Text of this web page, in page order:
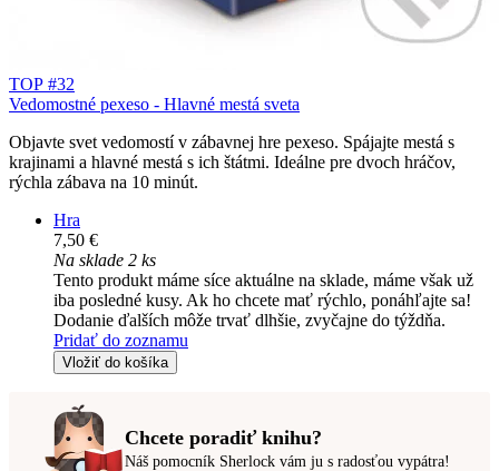
TOP #32
Vedomostné pexeso - Hlavné mestá sveta
Objavte svet vedomostí v zábavnej hre pexeso. Spájajte mestá s
krajinami a hlavné mestá s ich štátmi. Ideálne pre dvoch hráčov,
rýchla zábava na 10 minút.
Hra
7,50 €
Na sklade 2 ks
Tento produkt máme síce aktuálne na sklade, máme však už
iba posledné kusy. Ak ho chcete mať rýchlo, ponáhľajte sa!
Dodanie ďalších môže trvať dlhšie, zvyčajne do týždňa.
Pridať do zoznamu
Vložiť do košíka
Chcete poradiť knihu?
Náš pomocník Sherlock vám ju s radosťou vypátra!